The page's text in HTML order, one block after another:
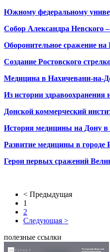
Южному федеральному
Собор Александра Невского
Оборонительное сражение на
Создание Ростовского
Медицина в Нахичевани-на-
Из истории здравоохранения
Донской коммерческий
История медицины на Дону в
Развитие медицины в городе
Герои первых сражений
< Предыдущая
1
2
Следующая >
полезные ссылки